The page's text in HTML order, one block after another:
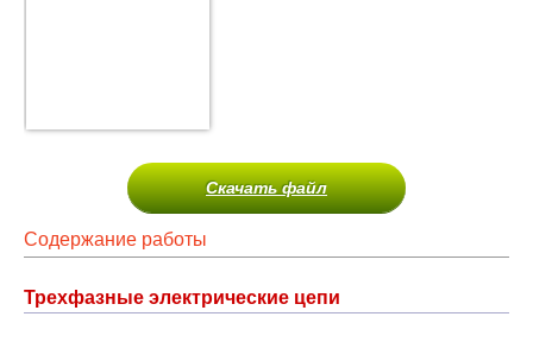
Скачать файл
Содержание работы
Трехфазные электрические цепи